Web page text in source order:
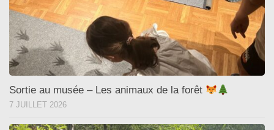
Sortie au musée – Les animaux de la forêt
7 JUILLET 2026